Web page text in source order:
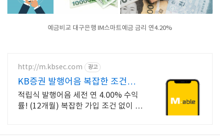
예금비교 대구은행 IM스마트예금 금리 연4.20%
http://m.kbsec.com 광고
KB증권 발행어음 복잡한 조건없
이 누구나
적립식 발행어음 세전 연 4.00% 수익
률! (12개월) 복잡한 가입 조건 없이 자